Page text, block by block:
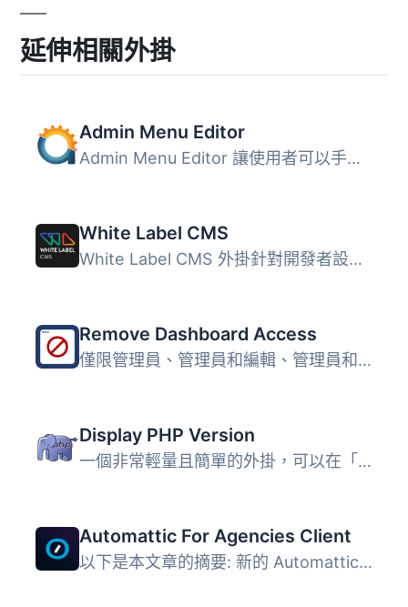
延伸相關外掛
Admin Menu Editor
Admin Menu Editor 讓使用者可以手動編輯控制台的選單。使用...
White Label CMS
White Label CMS 外掛針對開發者設計，提供客戶更具個性化且...
Remove Dashboard Access
僅限管理員、管理員和編輯、管理員和編輯和作者，或者按特定...
Display PHP Version
一個非常輕量且簡單的外掛，可以在「一覽」管理儀表板小工具...
Automattic For Agencies Client
以下是本文章的摘要: 新的 Automattic for Agencies 代理計劃...